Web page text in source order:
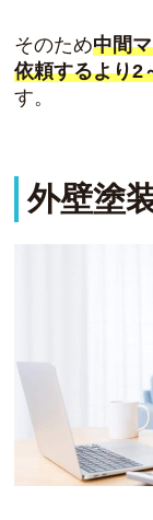
そのため中間
依頼するより2
す。
外壁塗